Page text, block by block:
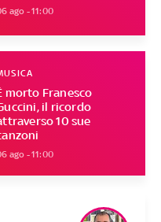
ago - 11:00
morto Franesco
il ricordo
10 sue
ago - 11:00